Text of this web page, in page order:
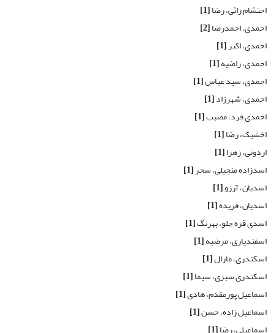
احتشام راثی، رضا[1]
احمدی، احمدرضا[2]
احمدی، اکبر[1]
احمدی، راضیه[1]
احمدی، سید عباس[1]
احمدی، شهرزاد[1]
احمدی فرد، مصیب[1]
اخشیک، رضا[1]
اردونی، زهرا[1]
اسدزاده منجیلی، سحر[1]
اسدیان، آرزو[1]
اسدیان، فریده[1]
اسدی قره جلو، بهرنگ[1]
اسفندیاری، مرضیه[1]
اسکندری، مارال[1]
اسکندری سبزی، سیما[1]
اسماعیل پورمقدم، هادی[1]
اسماعیل زاده، حسن[1]